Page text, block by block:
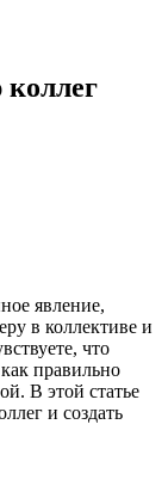
явление,
в коллективе и
что
правильно
В этой статье
и создать